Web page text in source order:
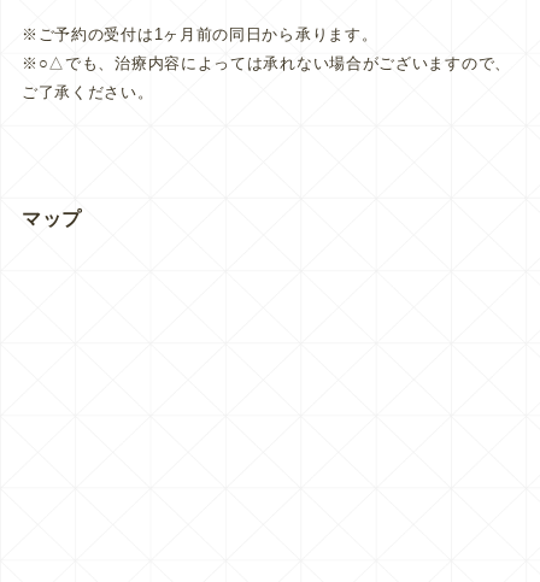
※ご予約の受付は1ヶ月前の同日から承ります。
※○△でも、治療内容によっては承れない場合がございますので、
ご了承ください。
マップ